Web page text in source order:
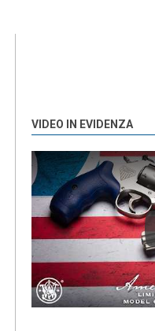
VIDEO IN EVIDENZA